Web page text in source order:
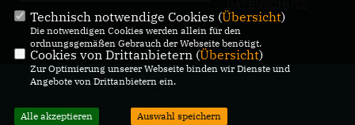
KONTAKT
@2026 CDU-Fraktion in der BVV
Alle Rechte vorbehalten.
Technisch notwendige Cookies (Übersicht)
Die notwendigen Cookies werden allein für den
ordnungsgemäßen Gebrauch der Webseite benötigt.
Cookies von Drittanbietern (Übersicht)
Zur Optimierung unserer Webseite binden wir Dienste und
Angebote von Drittanbietern ein.
Alle akzeptieren Auswahl speichern